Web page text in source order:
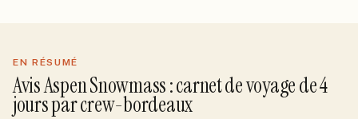
EN RÉSUMÉ
AvisAspen Snowmass: carnet de voyage de4
joursparcrew-bordeaux